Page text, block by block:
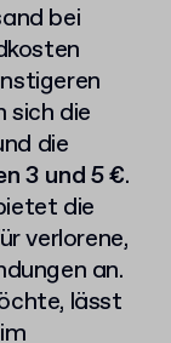
bei
sich die
die
3 und 5 €.
die
verlorene,
an.
lässt